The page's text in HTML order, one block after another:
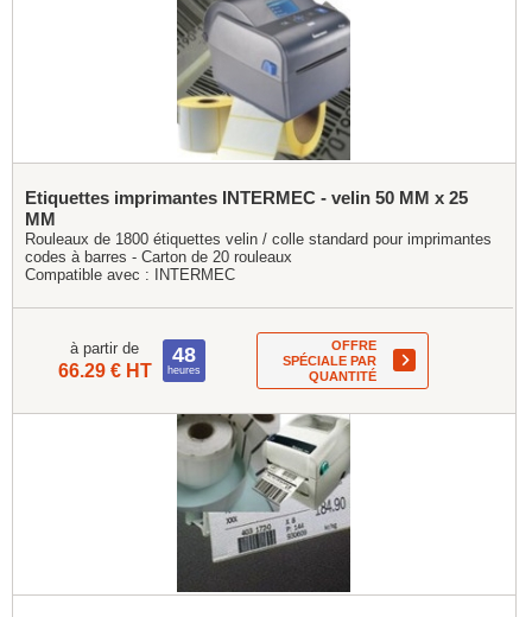
Etiquettes imprimantes INTERMEC - velin 50 MM x 25
MM
Rouleaux de 1800 étiquettes velin / colle standard pour imprimantes
codes à barres - Carton de 20 rouleaux
Compatible avec :
INTERMEC
à partir de
66.29 € HT
48
heures
OFFRE
SPÉCIALE PAR
QUANTITÉ